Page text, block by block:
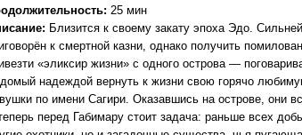
25 мин
Близится к своему закату эпоха Эдо.
к смертной казни, однако получить
«эликсир жизни» с одного острова —
надеждой вернуть к жизни свою горячо
по имени Сагири. Оказавшись на острове, они
перед Габимару стоит задача: раньше всех